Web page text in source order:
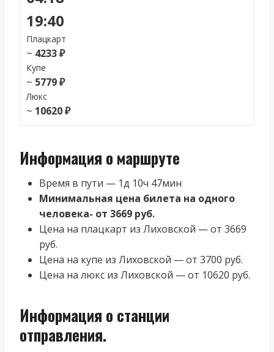
19:40
Плацкарт
~ 4233 ₽
Купе
~ 5779 ₽
Люкс
~ 10620 ₽
Информация о маршруте
Время в пути — 1д 10ч 47мин
Минимальная цена билета на одного
человека- от 3669 руб.
Цена на плацкарт из Лиховской — от 3669
руб.
Цена на купе из Лиховской — от 3700 руб.
Цена на люкс из Лиховской — от 10620 руб.
Информация о станции
отправления.